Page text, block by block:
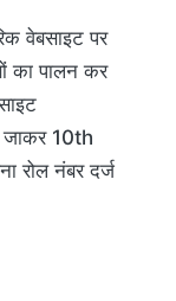
वेबसाइट पर
का पालन कर
10th
रोल नंबर दर्ज